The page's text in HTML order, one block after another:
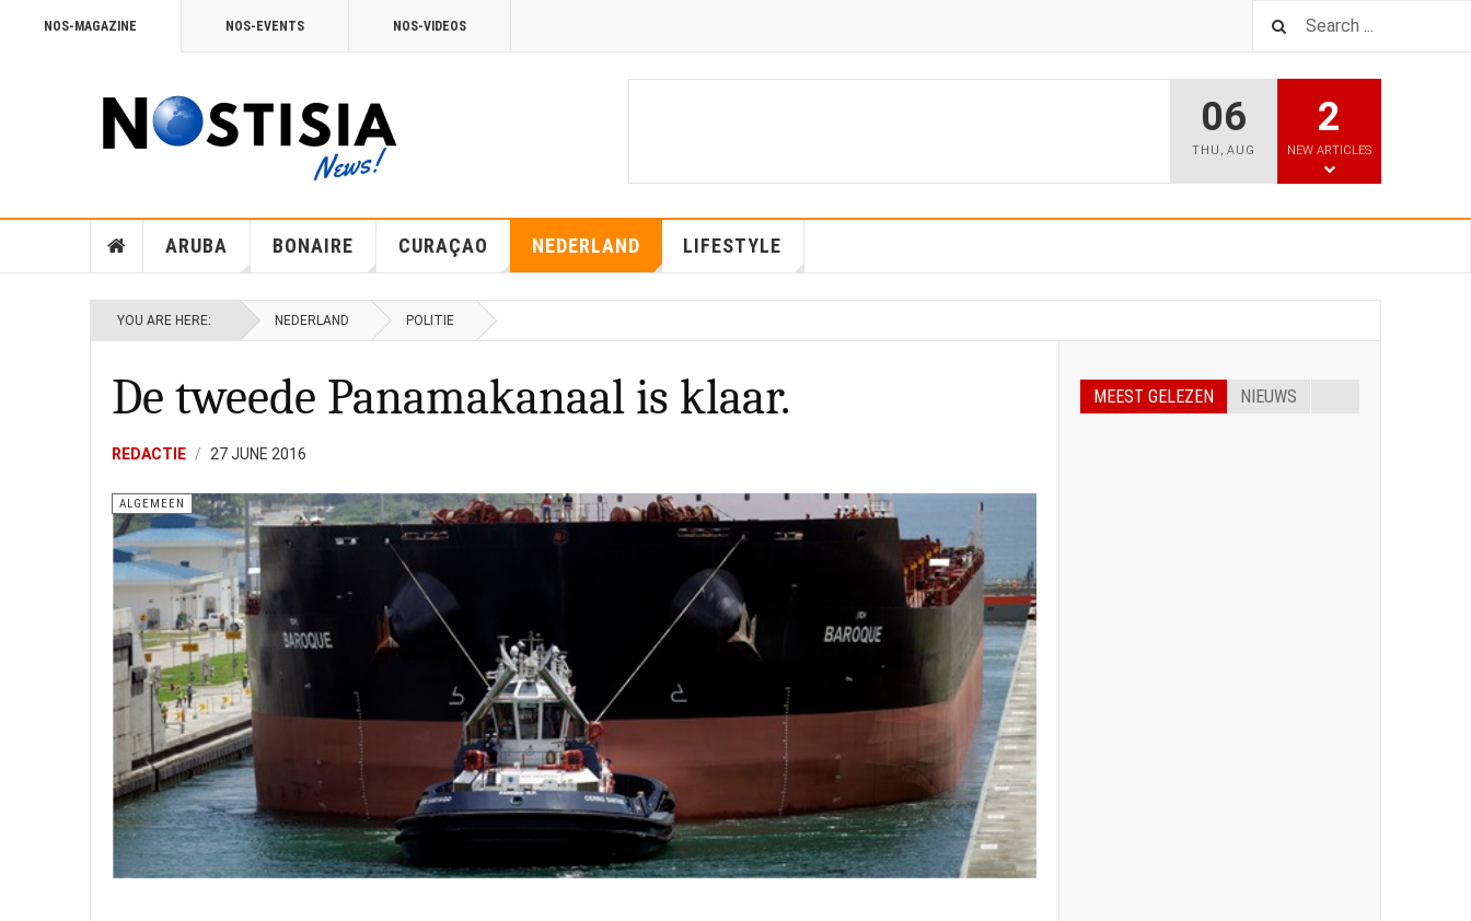
NOS-MAGAZINE NOS-EVENTS NOS-VIDEOS
06
THU , AUG
2
NEW ARTICLES
ARUBA BONAIRE CURAÇAO NEDERLAND LIFESTYLE
YOU ARE HERE: NEDERLAND POLITIE
De tweede Panamakanaal is klaar.
REDACTIE 27 JUNE 2016
ALGEMEEN
MEEST GELEZEN NIEUWS